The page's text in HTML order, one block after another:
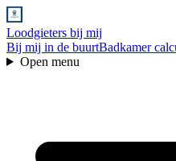
Loodgieters bij mij
Bij mij in de buurtBadkamer
Open menu